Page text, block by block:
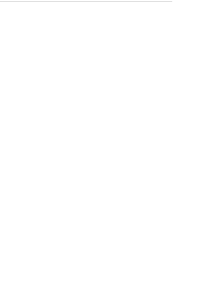
dal corpo medio. Le grandi
utilizzati la rendono
aromatica, ricca di
e creano un buon amaro
di moderate percentuali di
questa birra più beverina,
colore rosso rubino con
e persistente. All’olfatto
sentori tostati e caramellati
bevuta risultando in
il leggero tenore erbaceo.
ma di buon grado